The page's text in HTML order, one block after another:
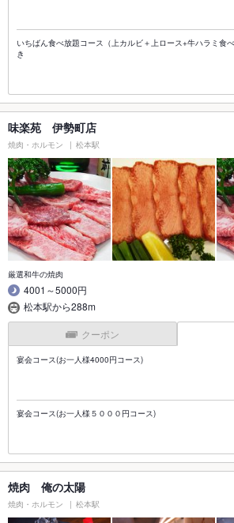
いちばん食べ放題コース（上カルビ＋上ロース+牛ハラミ食
き
味楽苑 伊勢町店
焼肉・ホルモン 松本駅
厳選和牛の焼肉
4001～5000円
松本駅から288m
クーポン
宴会コース(お一人様4000円コース)
宴会コース(お一人様５０００円コース)
焼肉 俺の太陽
焼肉・ホルモン 松本駅